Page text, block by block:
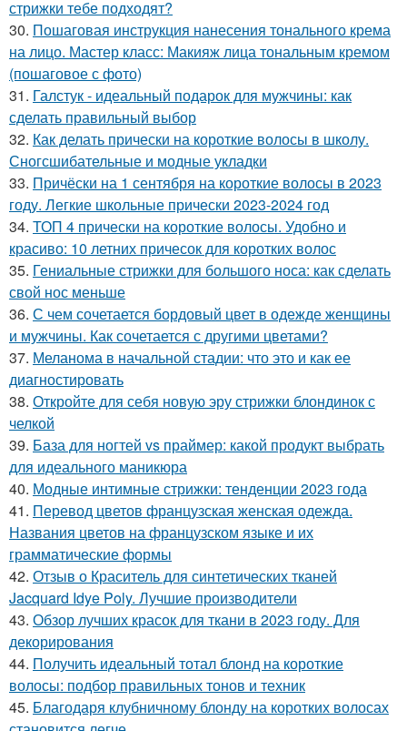
стрижки тебе подходят?
30. Пошаговая инструкция нанесения тонального крема
на лицо. Мастер класс: Макияж лица тональным кремом
(пошаговое с фото)
31. Галстук - идеальный подарок для мужчины: как
сделать правильный выбор
32. Как делать прически на короткие волосы в школу.
Сногсшибательные и модные укладки
33. Причёски на 1 сентября на короткие волосы в 2023
году. Легкие школьные прически 2023-2024 год
34. ТОП 4 прически на короткие волосы. Удобно и
красиво: 10 летних причесок для коротких волос
35. Гениальные стрижки для большого носа: как сделать
свой нос меньше
36. С чем сочетается бордовый цвет в одежде женщины
и мужчины. Как сочетается с другими цветами?
37. Меланома в начальной стадии: что это и как ее
диагностировать
38. Откройте для себя новую эру стрижки блондинок с
челкой
39. База для ногтей vs праймер: какой продукт выбрать
для идеального маникюра
40. Модные интимные стрижки: тенденции 2023 года
41. Перевод цветов французская женская одежда.
Названия цветов на французском языке и их
грамматические формы
42. Отзыв о Краситель для синтетических тканей
Jacquard Idye Poly. Лучшие производители
43. Обзор лучших красок для ткани в 2023 году. Для
декорирования
44. Получить идеальный тотал блонд на короткие
волосы: подбор правильных тонов и техник
45. Благодаря клубничному блонду на коротких волосах